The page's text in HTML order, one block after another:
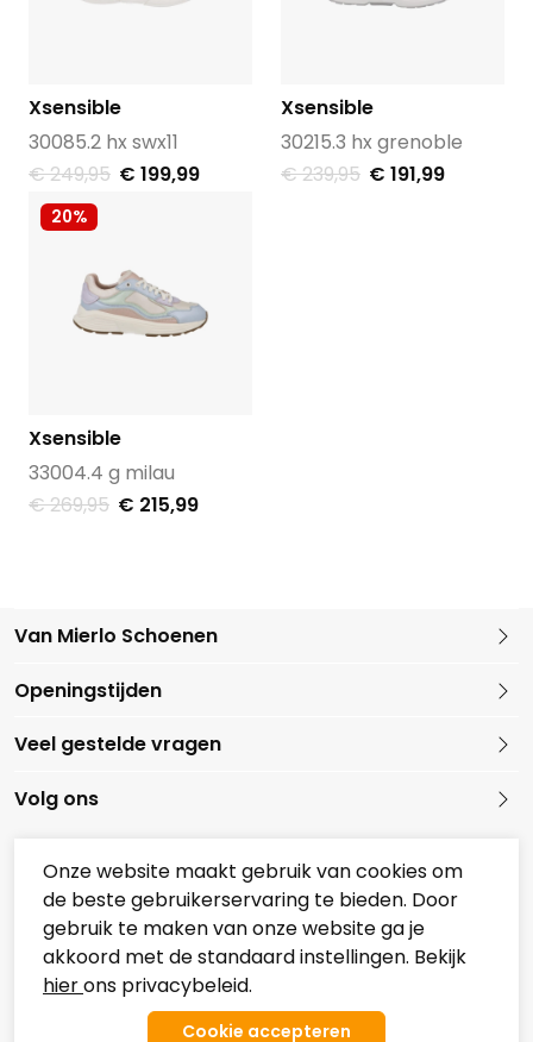
Xsensible
30085.2 hx swx11
€ 249,95 € 199,99
Xsensible
30215.3 hx grenoble
€ 239,95 € 191,99
20%
Xsensible
33004.4 g milau
€ 269,95 € 215,99
Van Mierlo Schoenen
Openingstijden
Overzicht Koopzondagen
Veel gestelde vragen
Volg ons
Onze partners
Onze website maakt gebruik van cookies om
de beste gebruikerservaring te bieden. Door
gebruik te maken van onze website ga je
akkoord met de standaard instellingen. Bekijk
hierons privacybeleid.